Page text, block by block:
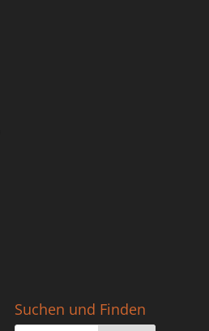
Suchen und Finden